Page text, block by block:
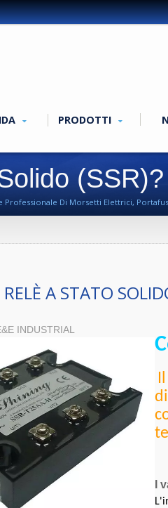
PRODOTTI
(SSR)?
Professionale Di Morsetti Elettrici,
A STATO
INDUSTRIAL
I